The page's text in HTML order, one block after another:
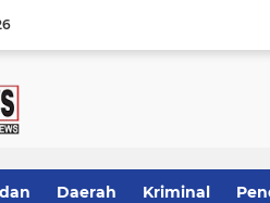
Daerah Kriminal